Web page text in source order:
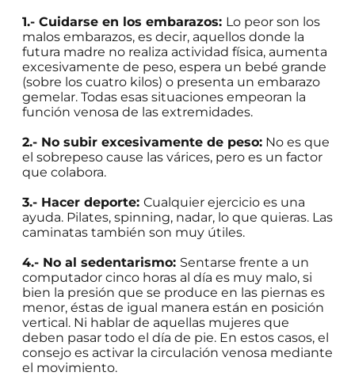
1.- Cuidarse en los embarazos: Lo peor son los
malos embarazos, es decir, aquellos donde la
futura madre no realiza actividad física, aumenta
excesivamente de peso, espera un bebé grande
(sobre los cuatro kilos) o presenta un embarazo
gemelar. Todas esas situaciones empeoran la
función venosa de las extremidades.
2.- No subir excesivamente de peso: No es que
el sobrepeso cause las várices, pero es un factor
que colabora.
3.- Hacer deporte: Cualquier ejercicio es una
ayuda. Pilates, spinning, nadar, lo que quieras. Las
caminatas también son muy útiles.
4.- No al sedentarismo: Sentarse frente a un
computador cinco horas al día es muy malo, si
bien la presión que se produce en las piernas es
menor, éstas de igual manera están en posición
vertical. Ni hablar de aquellas mujeres que
deben pasar todo el día de pie. En estos casos, el
consejo es activar la circulación venosa mediante
el movimiento.